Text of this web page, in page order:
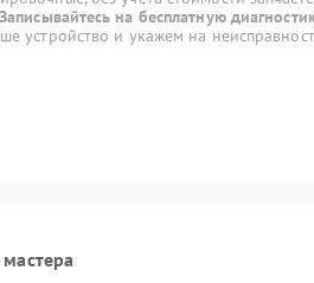
Записывайтесь на бесплатную
устройство и укажем на